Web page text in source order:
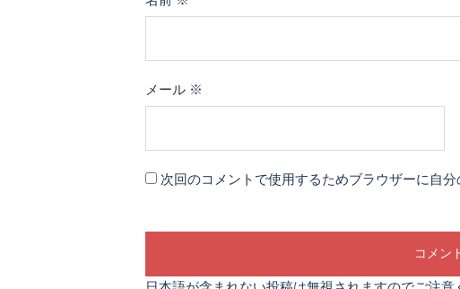
メール ※
次回のコメントで使用するためブラウザーに自